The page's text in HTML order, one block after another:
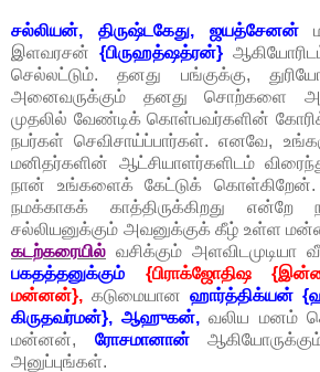
சல்லியன், திருஷ்டகேது, ஜயத்சேனன்
இளவரசன் {பிருஹத்ஷத்ரன்}
செல்லட்டும். தனது பங்குக்கு,
அனைவருக்கும் தனது சொற்களை
முதலில் வேண்டிக் கொள்பவர்களின்
நபர்கள் செவிசாய்ப்பார்கள். எனவே,
மனிதர்களின் ஆட்சியாளர்களிடம்
நான் உங்களைக் கேட்டுக் கொள்கிறேன்.
நமக்காகக் காத்திருக்கிறது என்றே
சல்லியனுக்கும் அவனுக்குக் கீழ் உள்ள
கடற்கரையில் வசிக்கும்
பகதத்தனுக்கும் {பிராக்ஜோதிஷ
மன்னன்}, கடுமையான ஹார்த்திக்யன்
கிருதவர்மன்}, ஆஹுகன், வலிய மனம்
மன்னன், ரோசமானான்
அனுப்புங்கள்.